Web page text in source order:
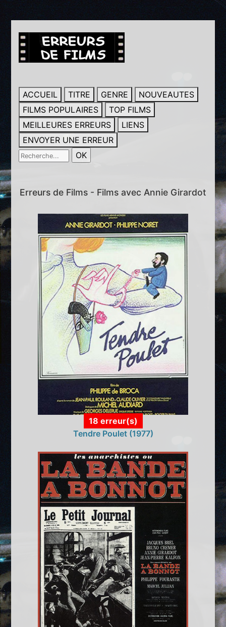
ACCUEIL TITRE GENRE
NOUVEAUTES
FILMS POPULAIRES
TOP FILMS
MEILLEURES ERREURS
LIENS
ENVOYER UNE ERREUR
Erreurs de Films - Films avec Annie Girardot
18 erreur(s)
Tendre Poulet (1977)